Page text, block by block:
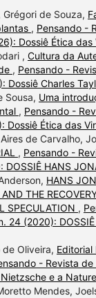
de Souza,
, Pensando -
Dossiê Ética
, Cultura da
, Pensando -
Dossiê Charles
Sousa, Uma
, Pensando -
Dossiê Ética das
de Carvalho,
, Pensando -
DOSSIÊ HANS
HANS
THE
SPECULATION ,
24 (2020):
Oliveira, Editorial
- Revista
e a
Mendes,